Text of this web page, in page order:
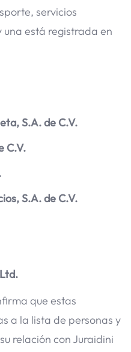
servicios
está registrada en
S.A. de C.V.
C.V.
S.A. de C.V.
que estas
a la lista de personas y
relación con Juraidini